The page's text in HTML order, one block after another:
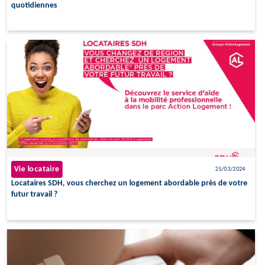
quotidiennes
Vie locataire 25/03/2024
Locataires SDH, vous cherchez un logement abordable près de votre
futur travail ?